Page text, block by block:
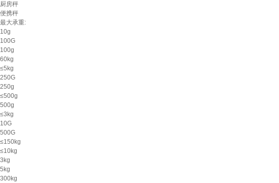
厨房秤
便携秤
最大承重:
10g
100G
100g
60kg
≤5kg
250G
250g
≤500g
500g
≤3kg
10G
500G
≤150kg
≤10kg
3kg
5kg
300kg